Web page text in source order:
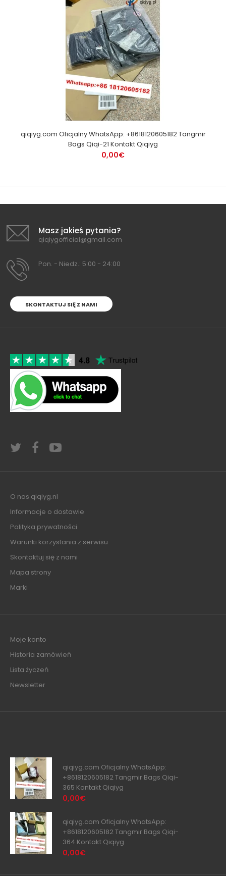
qiqiyg.com Oficjalny WhatsApp: +8618120605182 Tangmir
Bags Qiqi-21 Kontakt Qiqiyg
0,00€
Masz jakieś pytania?
qiqiygofficial@gmail.com
Pon. - Niedz.: 5:00 - 24:00
SKONTAKTUJ SIĘ Z NAMI
O nas qiqiyg.nl
Informacje o dostawie
Polityka prywatności
Warunki korzystania z serwisu
Skontaktuj się z nami
Mapa strony
Marki
Moje konto
Historia zamówień
Lista życzeń
Newsletter
qiqiyg.com Oficjalny WhatsApp:
+8618120605182 Tangmir Bags Qiqi-
365 Kontakt Qiqiyg
0,00€
qiqiyg.com Oficjalny WhatsApp:
+8618120605182 Tangmir Bags Qiqi-
364 Kontakt Qiqiyg
0,00€